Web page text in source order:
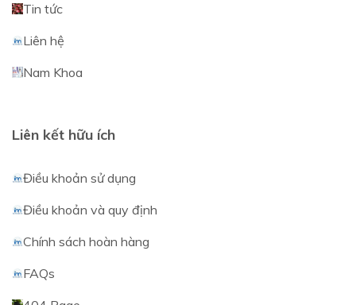
Tin tức
Liên hệ
Nam Khoa
Liên kết hữu ích
Điều khoản sử dụng
Điều khoản và quy định
Chính sách hoàn hàng
FAQs